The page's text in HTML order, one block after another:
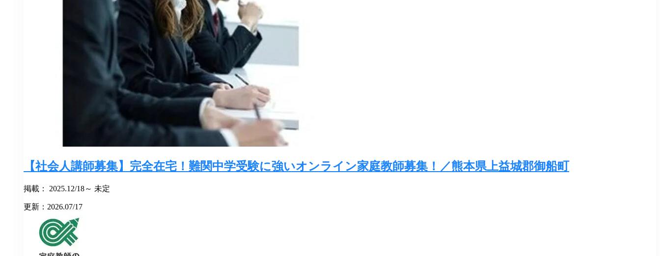
【社会人講師募集】完全在宅！難関中学受験に強いオンライン家庭教師募集！／熊本県上益城郡御船町
掲載： 2025.12/18～ 未定
更新：2026.07/17